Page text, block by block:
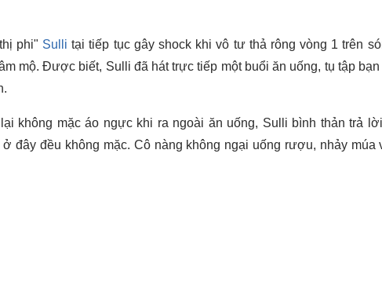
phi" Sulli tại tiếp tục gây shock khi vô tư thả rông vòng 1 trên
mộ. Được biết, Sulli đã hát trực tiếp một buổi ăn uống, tụ tập
không mặc áo ngực khi ra ngoài ăn uống, Sulli bình thản trả
đây đều không mặc. Cô nàng không ngại uống rượu, nhảy múa